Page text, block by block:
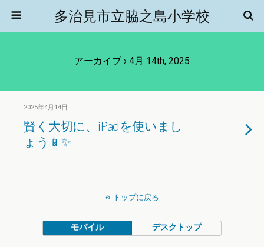
多治見市立脇之島小学校
アーカイブ › 4月 14th, 2025
2025年4月14日
賢く大切に、iPadを使いまし
ょう📱✨
トップに戻る
モバイル デスクトップ